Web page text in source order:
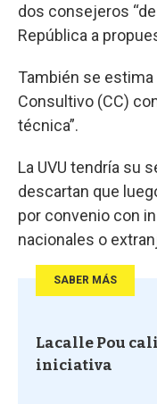
dos consejeros
República a
También se
Consultivo (CC)
técnica”.
La UVU tendría su
descartan que
por convenio con
nacionales o
SABER MÁS
Lacalle Pou
iniciativa